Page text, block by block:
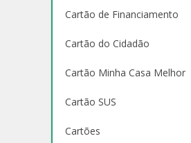
Cartão de Financiamento
Cartão do Cidadão
Cartão Minha Casa Melhor
Cartão SUS
Cartões